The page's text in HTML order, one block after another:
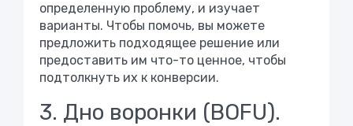
определенную проблему, и изучает
варианты. Чтобы помочь, вы можете
предложить подходящее решение или
предоставить им что-то ценное, чтобы
подтолкнуть их к конверсии.
3. Дно воронки (BOFU).